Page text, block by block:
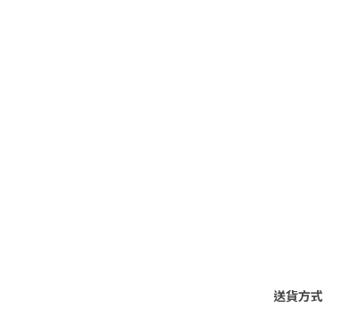
送貨方式